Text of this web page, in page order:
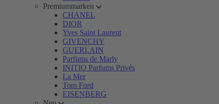
Premiummarken
CHANEL
DIOR
Yves Saint Laurent
GIVENCHY
GUERLAIN
Parfums de Marly
INITIO Parfums Privés
La Mer
Tom Ford
EISENBERG